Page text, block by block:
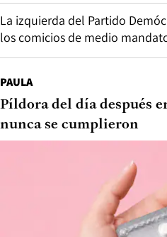
La izquierda del Partido
los comicios de medio
PAULA
Píldora del día después
nunca se cumplieron